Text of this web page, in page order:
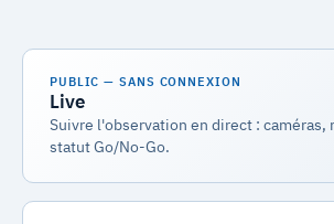
PUBLIC — SANS CONNEXION
Live
Suivre l'observation en direct : caméras,
statut Go/No-Go.